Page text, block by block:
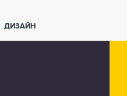
ДИЗАЙН